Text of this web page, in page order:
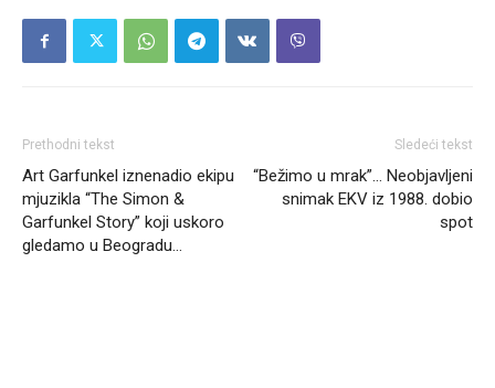
Prethodni tekst
Art Garfunkel iznenadio ekipu
mjuzikla “The Simon &
Garfunkel Story” koji uskoro
gledamo u Beogradu…
Sledeći tekst
“Bežimo u mrak”… Neobjavljeni
snimak EKV iz 1988. dobio
spot